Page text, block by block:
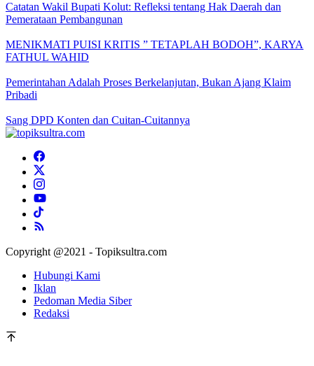
Catatan Wakil Bupati Kolut: Refleksi tentang Hak Daerah dan
Pemerataan Pembangunan
MENIKMATI PUISI KRITIS ” TETAPLAH BODOH”, KARYA
FATHUL WAHID
Pemerintahan Adalah Proses Berkelanjutan, Bukan Ajang Klaim
Pribadi
Sang DPD Konten dan Cuitan-Cuitannya
Copyright @2021 - Topiksultra.com
Hubungi Kami
Iklan
Pedoman Media Siber
Redaksi